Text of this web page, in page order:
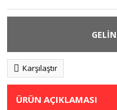
Karşılaştır
ÜRÜN AÇIKLAMASI